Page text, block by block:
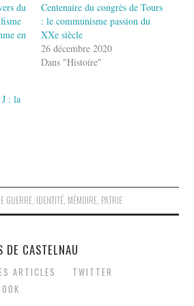
du
en
Centenaire du congrès de Tours
: le communisme passion du
XXe siècle
26 décembre 2020
Dans "Histoire"
: la
GUERRE, IDENTITÉ, MÉMOIRE, PATRIE
DE CASTELNAU
ARTICLES
TWITTER